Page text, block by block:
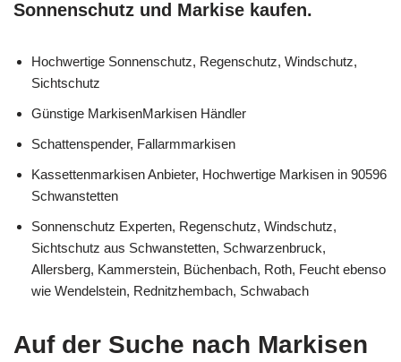
Sonnenschutz und Markise kaufen.
Hochwertige Sonnenschutz, Regenschutz, Windschutz,
Sichtschutz
Günstige MarkisenMarkisen Händler
Schattenspender, Fallarmmarkisen
Kassettenmarkisen Anbieter, Hochwertige Markisen in 90596
Schwanstetten
Sonnenschutz Experten, Regenschutz, Windschutz,
Sichtschutz aus Schwanstetten, Schwarzenbruck,
Allersberg, Kammerstein, Büchenbach, Roth, Feucht ebenso
wie Wendelstein, Rednitzhembach, Schwabach
Auf der Suche nach Markisen